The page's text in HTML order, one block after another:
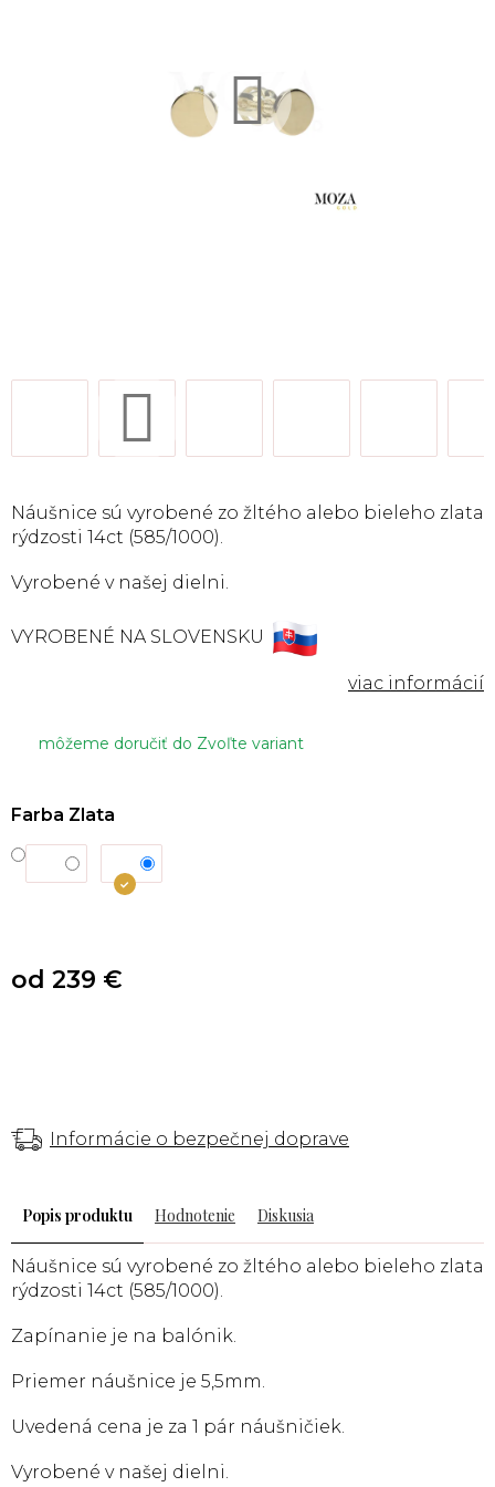
môžeme doručiť do Zvoľte variant
Farba Zlata
Náušnice sú vyrobené zo žltého alebo bieleho zlata
rýdzosti 14ct (585/1000).
Vyrobené v našej dielni.
VYROBENÉ NA SLOVENSKU
Informácie o bezpečnej doprave
od 239 €
Popis Hodnotenie Diskusia
Náušnice sú vyrobené zo žltého alebo bieleho zlata
rýdzosti 14ct (585/1000).
Zapínanie je na balónik.
Priemer náušnice je 5,5mm.
Uvedená cena je za 1 pár náušničiek.
Vyrobené v našej dielni.